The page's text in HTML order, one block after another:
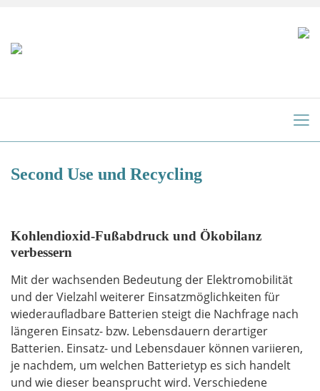
Second Use und Recycling
Kohlendioxid-Fußabdruck und Ökobilanz
verbessern
Mit der wachsenden Bedeutung der Elektromobilität
und der Vielzahl weiterer Einsatzmöglichkeiten für
wiederaufladbare Batterien steigt die Nachfrage nach
längeren Einsatz- bzw. Lebensdauern derartiger
Batterien. Einsatz- und Lebensdauer können variieren,
je nachdem, um welchen Batterietyp es sich handelt
und wie dieser beansprucht wird. Verschiedene